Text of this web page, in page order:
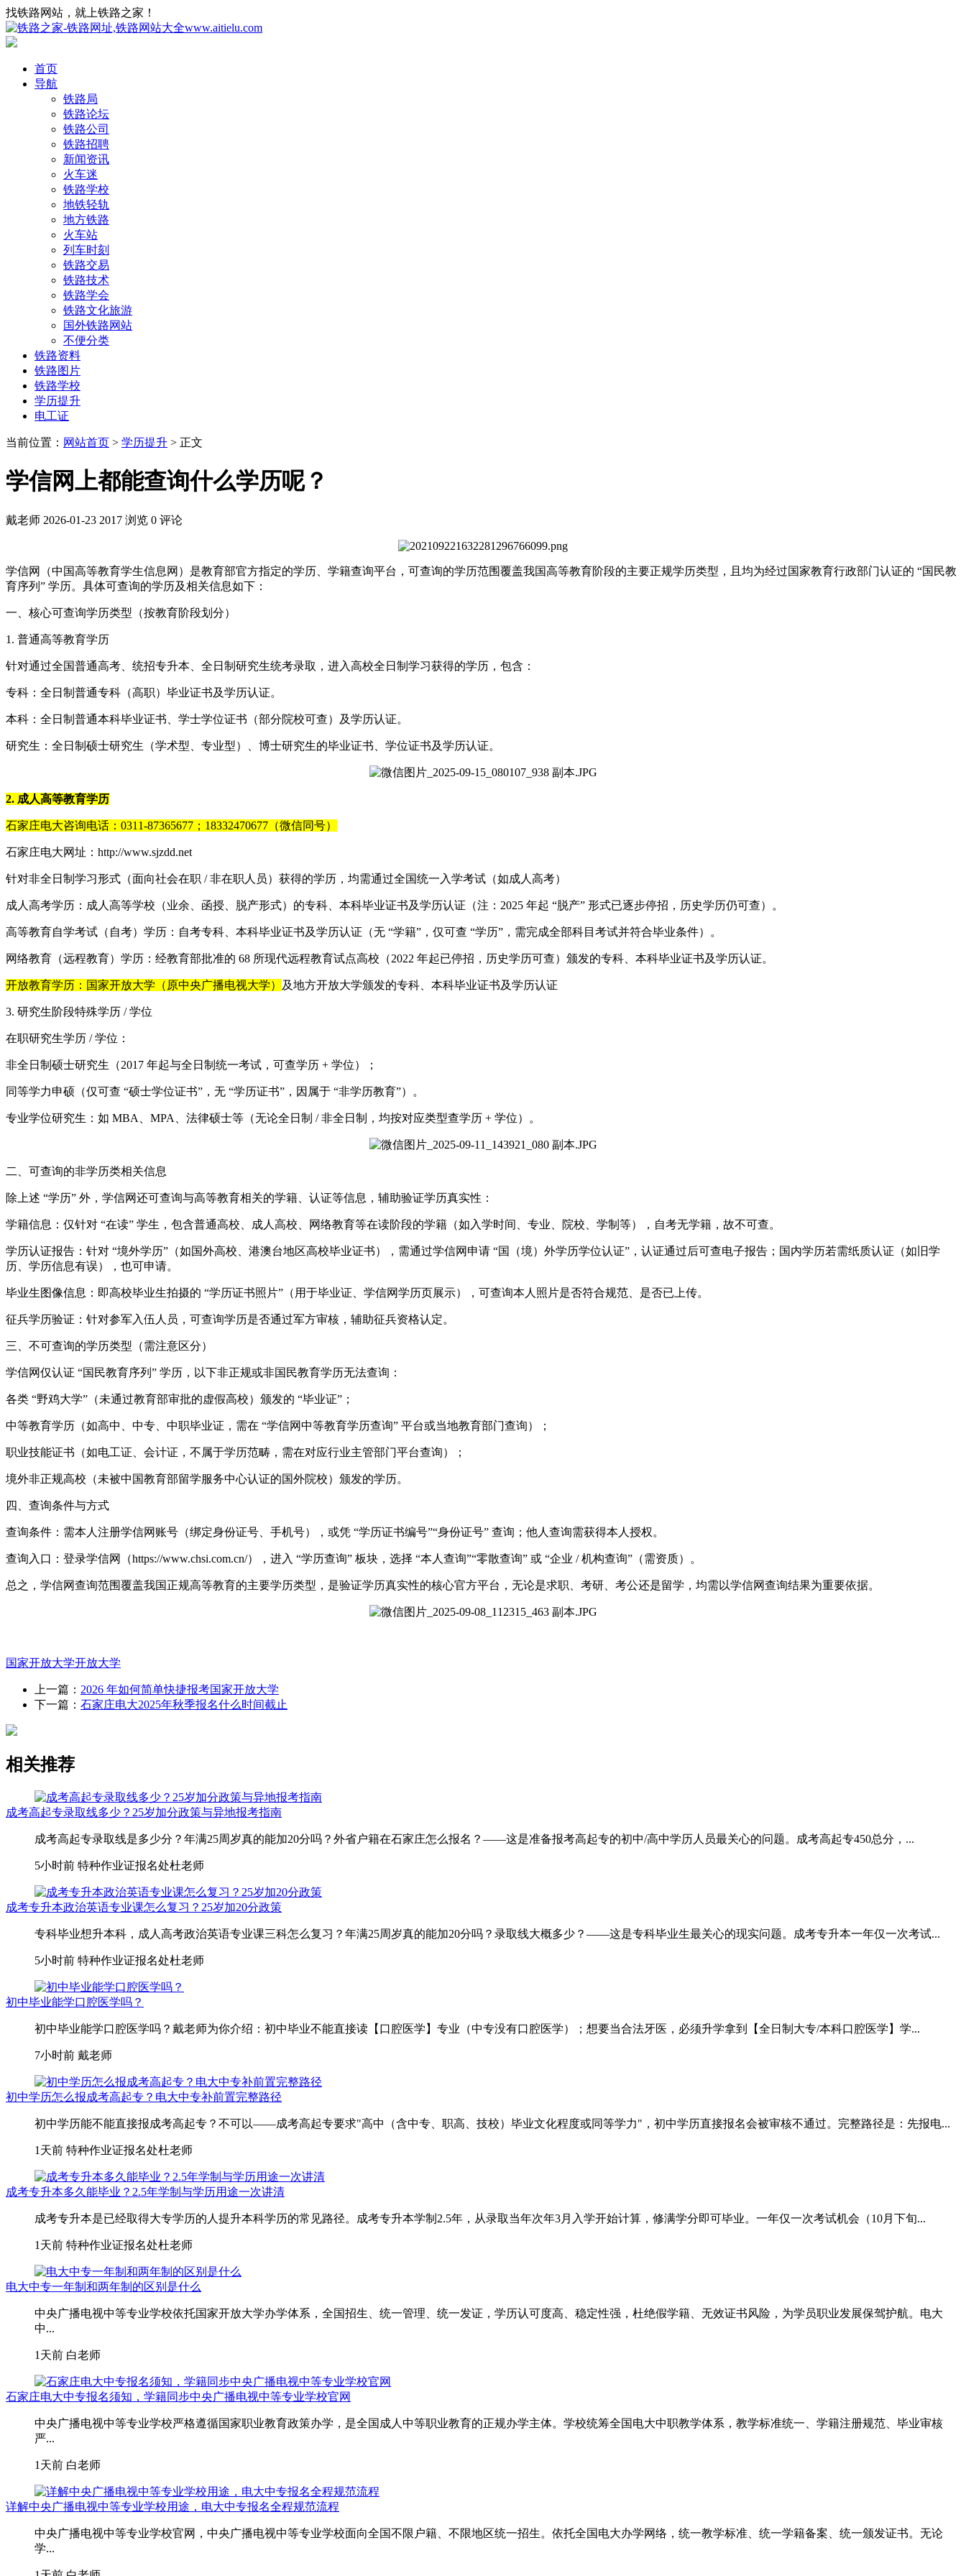
找铁路网站，就上铁路之家！
首页
导航
铁路局
铁路论坛
铁路公司
铁路招聘
新闻资讯
火车迷
铁路学校
地铁轻轨
地方铁路
火车站
列车时刻
铁路交易
铁路技术
铁路学会
铁路文化旅游
国外铁路网站
不便分类
铁路资料
铁路图片
铁路学校
学历提升
电工证
当前位置： 网站首页 > 学历提升 > 正文
学信网上都能查询什么学历呢？
戴老师 2026-01-23 2017 浏览 0 评论
学信网（中国高等教育学生信息网）是教育部官方指定的学历、学籍查询平台，可查询的学历范围覆盖我国高等教育阶段的主要正规学历类型，且均为经过国家教育行政部门认证的 “国民教
育序列” 学历。具体可查询的学历及相关信息如下：
一、核心可查询学历类型（按教育阶段划分）
1. 普通高等教育学历
针对通过全国普通高考、统招专升本、全日制研究生统考录取，进入高校全日制学习获得的学历，包含：
专科：全日制普通专科（高职）毕业证书及学历认证。
本科：全日制普通本科毕业证书、学士学位证书（部分院校可查）及学历认证。
研究生：全日制硕士研究生（学术型、专业型）、博士研究生的毕业证书、学位证书及学历认证。
2. 成人高等教育学历
石家庄电大咨询电话：0311-87365677；18332470677（微信同号）
石家庄电大网址：http://www.sjzdd.net
针对非全日制学习形式（面向社会在职 / 非在职人员）获得的学历，均需通过全国统一入学考试（如成人高考）
成人高考学历：成人高等学校（业余、函授、脱产形式）的专科、本科毕业证书及学历认证（注：2025 年起 “脱产” 形式已逐步停招，历史学历仍可查）。
高等教育自学考试（自考）学历：自考专科、本科毕业证书及学历认证（无 “学籍”，仅可查 “学历”，需完成全部科目考试并符合毕业条件）。
网络教育（远程教育）学历：经教育部批准的 68 所现代远程教育试点高校（2022 年起已停招，历史学历可查）颁发的专科、本科毕业证书及学历认证。
开放教育学历：国家开放大学（原中央广播电视大学） 及地方开放大学颁发的专科、本科毕业证书及学历认证
3. 研究生阶段特殊学历 / 学位
在职研究生学历 / 学位：
非全日制硕士研究生（2017 年起与全日制统一考试，可查学历 + 学位）；
同等学力申硕（仅可查 “硕士学位证书”，无 “学历证书”，因属于 “非学历教育”）。
专业学位研究生：如 MBA、MPA、法律硕士等（无论全日制 / 非全日制，均按对应类型查学历 + 学位）。
二、可查询的非学历类相关信息
除上述 “学历” 外，学信网还可查询与高等教育相关的学籍、认证等信息，辅助验证学历真实性：
学籍信息：仅针对 “在读” 学生，包含普通高校、成人高校、网络教育等在读阶段的学籍（如入学时间、专业、院校、学制等），自考无学籍，故不可查。
学历认证报告：针对 “境外学历”（如国外高校、港澳台地区高校毕业证书），需通过学信网申请 “国（境）外学历学位认证”，认证通过后可查电子报告；国内学历若需纸质认证（如旧学
历、学历信息有误），也可申请。
毕业生图像信息：即高校毕业生拍摄的 “学历证书照片”（用于毕业证、学信网学历页展示），可查询本人照片是否符合规范、是否已上传。
征兵学历验证：针对参军入伍人员，可查询学历是否通过军方审核，辅助征兵资格认定。
三、不可查询的学历类型（需注意区分）
学信网仅认证 “国民教育序列” 学历，以下非正规或非国民教育学历无法查询：
各类 “野鸡大学”（未通过教育部审批的虚假高校）颁发的 “毕业证”；
中等教育学历（如高中、中专、中职毕业证，需在 “学信网中等教育学历查询” 平台或当地教育部门查询）；
职业技能证书（如电工证、会计证，不属于学历范畴，需在对应行业主管部门平台查询）；
境外非正规高校（未被中国教育部留学服务中心认证的国外院校）颁发的学历。
四、查询条件与方式
查询条件：需本人注册学信网账号（绑定身份证号、手机号），或凭 “学历证书编号”“身份证号” 查询；他人查询需获得本人授权。
查询入口：登录学信网（https://www.chsi.com.cn/），进入 “学历查询” 板块，选择 “本人查询”“零散查询” 或 “企业 / 机构查询”（需资质）。
总之，学信网查询范围覆盖我国正规高等教育的主要学历类型，是验证学历真实性的核心官方平台，无论是求职、考研、考公还是留学，均需以学信网查询结果为重要依据。
国家开放大学开放大学
上一篇： 2026 年如何简单快捷报考国家开放大学
下一篇： 石家庄电大2025年秋季报名什么时间截止
相关推荐
成考高起专录取线多少？25岁加分政策与异地报考指南
成考高起专录取线是多少分？年满25周岁真的能加20分吗？外省户籍在石家庄怎么报名？——这是准备报考高起专的初中/高中学历人员最关心的问题。成考高起专450总分，...
5小时前 特种作业证报名处杜老师
成考专升本政治英语专业课怎么复习？25岁加20分政策
专科毕业想升本科，成人高考政治英语专业课三科怎么复习？年满25周岁真的能加20分吗？录取线大概多少？——这是专科毕业生最关心的现实问题。成考专升本一年仅一次考试...
5小时前 特种作业证报名处杜老师
初中毕业能学口腔医学吗？
初中毕业能学口腔医学吗？戴老师为你介绍：初中毕业不能直接读【口腔医学】专业（中专没有口腔医学）；想要当合法牙医，必须升学拿到【全日制大专/本科口腔医学】学...
7小时前 戴老师
初中学历怎么报成考高起专？电大中专补前置完整路径
初中学历能不能直接报成考高起专？不可以——成考高起专要求"高中（含中专、职高、技校）毕业文化程度或同等学力"，初中学历直接报名会被审核不通过。完整路径是：先报电...
1天前 特种作业证报名处杜老师
成考专升本多久能毕业？2.5年学制与学历用途一次讲清
成考专升本是已经取得大专学历的人提升本科学历的常见路径。成考专升本学制2.5年，从录取当年次年3月入学开始计算，修满学分即可毕业。一年仅一次考试机会（10月下旬...
1天前 特种作业证报名处杜老师
电大中专一年制和两年制的区别是什么
中央广播电视中等专业学校依托国家开放大学办学体系，全国招生、统一管理、统一发证，学历认可度高、稳定性强，杜绝假学籍、无效证书风险，为学员职业发展保驾护航。电大
中...
1天前 白老师
石家庄电大中专报名须知，学籍同步中央广播电视中等专业学校官网
中央广播电视中等专业学校严格遵循国家职业教育政策办学，是全国成人中等职业教育的正规办学主体。学校统筹全国电大中职教学体系，教学标准统一、学籍注册规范、毕业审核
严...
1天前 白老师
详解中央广播电视中等专业学校用途，电大中专报名全程规范流程
中央广播电视中等专业学校官网，中央广播电视中等专业学校面向全国不限户籍、不限地区统一招生。依托全国电大办学网络，统一教学标准、统一学籍备案、统一颁发证书。无论
学...